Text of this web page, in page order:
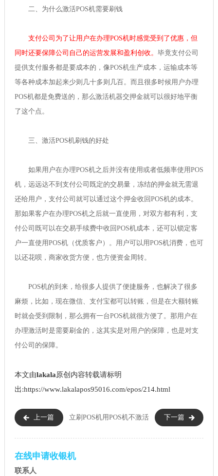
二、为什么激活POS机需要刷钱
支付公司为了让用户在办理POS机时感觉受到了优惠，但
同时还要保障公司自己的运营发展和盈利创收。 毕竟支付公司
提供支付服务都是要成本的，像POS机生产成本，运输成本等
等各种成本加起来少则几十多则几百。而且很多时候用户办理
POS机都是免费送的，那么激活机器交押金就可以很好地平衡
了这个点。
三、激活POS机刷钱的好处
如果用户在办理POS机之后并没有使用或者低频率使用POS
机，远远达不到支付公司既定的交易量，冻结的押金就无需退
还给用户，支付公司就可以通过这个押金收回POS机的成本。
那如果客户在办理POS机之后就一直使用，对双方都有利，支
付公司既可以在交易手续费中收回POS机成本，还可以锁定客
户一直使用POS机（优质客户）。用户可以用POS机消费，也可
以还花呗，商家收货方便，也方便资金周转。
POS机的到来，给很多人提供了便捷服务，也解决了很多
麻烦，比如，现在微信、支付宝都可以转账，但是在大额转账
时就会受到限制，那么拥有一台POS机就很方便了。那用户在
办理激活时是需要刷金的，这其实是对用户的保障，也是对支
付公司的保障。
本文由lakala原创内容转载请标明
出:https://www.lakalapos95016.com/epos/214.html
上一篇 立刷POS机用
显示失败）
下一篇
POS机不激活
在线申请收银机
联系人